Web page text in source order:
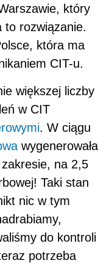
który
to rozwiązanie.
która ma
CIT-u.
większej liczby
w CIT
. W ciągu
wygenerowała
na 2,5
Taki stan
nic w tym
do kontroli
potrzeba